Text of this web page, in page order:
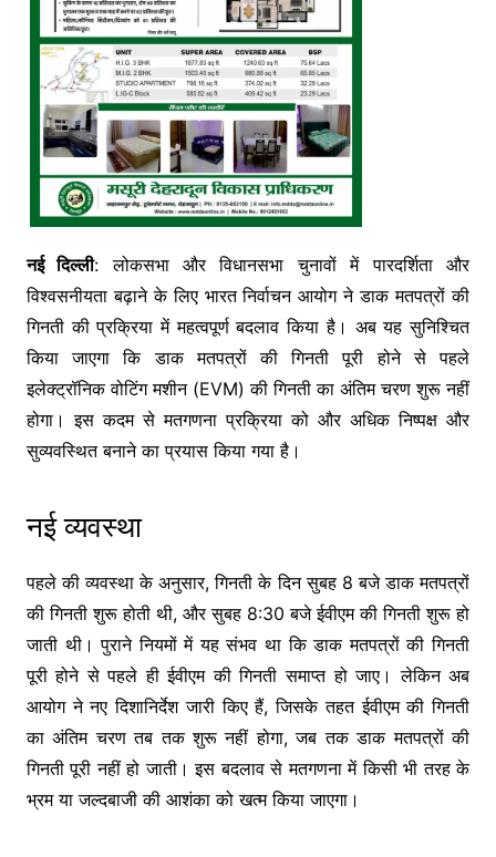
नई दिल्ली: लोकसभा और विधानसभा चुनावों में पारदर्शिता और
विश्वसनीयता बढ़ाने के लिए भारत निर्वाचन आयोग ने डाक मतपत्रों की
गिनती की प्रक्रिया में महत्वपूर्ण बदलाव किया है। अब यह सुनिश्चित
किया जाएगा कि डाक मतपत्रों की गिनती पूरी होने से पहले
इलेक्ट्रॉनिक वोटिंग मशीन (EVM) की गिनती का अंतिम चरण शुरू नहीं
होगा। इस कदम से मतगणना प्रक्रिया को और अधिक निष्पक्ष और
सुव्यवस्थित बनाने का प्रयास किया गया है।
नई व्यवस्था
पहले की व्यवस्था के अनुसार, गिनती के दिन सुबह 8 बजे डाक मतपत्रों
की गिनती शुरू होती थी, और सुबह 8:30 बजे ईवीएम की गिनती शुरू हो
जाती थी। पुराने नियमों में यह संभव था कि डाक मतपत्रों की गिनती
पूरी होने से पहले ही ईवीएम की गिनती समाप्त हो जाए। लेकिन अब
आयोग ने नए दिशानिर्देश जारी किए हैं, जिसके तहत ईवीएम की गिनती
का अंतिम चरण तब तक शुरू नहीं होगा, जब तक डाक मतपत्रों की
गिनती पूरी नहीं हो जाती। इस बदलाव से मतगणना में किसी भी तरह के
भ्रम या जल्दबाजी की आशंका को खत्म किया जाएगा।